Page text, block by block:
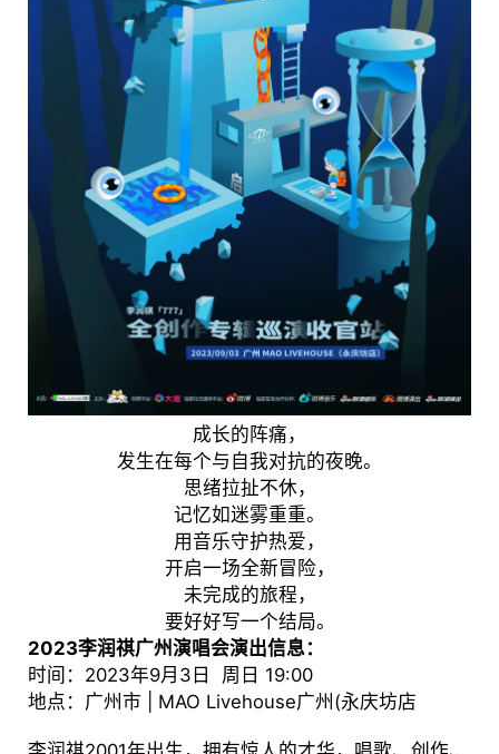
成长的阵痛，
发生在每个与自我对抗的夜晚。
思绪拉扯不休，
记忆如迷雾重重。
用音乐守护热爱，
开启一场全新冒险，
未完成的旅程，
要好好写一个结局。
2023李润祺广州演唱会演出信息：
时间：2023年9月3日 周日 19:00
地点：广州市 | MAO Livehouse广州(永庆坊店